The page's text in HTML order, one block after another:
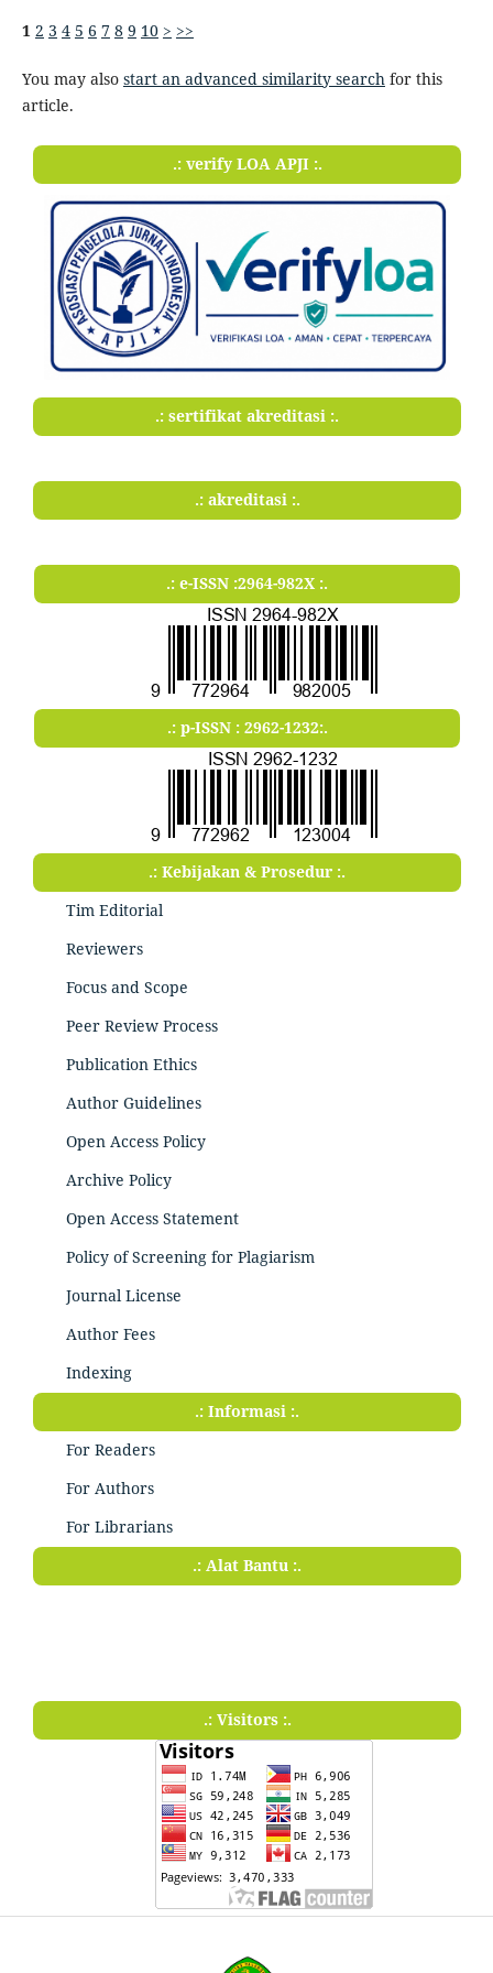
1 2 3 4 5 6 7 8 9 10 > >>
You may also start an advanced similarity searchfor this
article.
.: verify LOA APJI :.
.: sertifikat akreditasi :.
.: akreditasi :.
.: e-ISSN :2964-982X :.
.: p-ISSN : 2962-1232:.
.: Kebijakan & Prosedur :.
Tim Editorial
Reviewers
Focus and Scope
Peer Review Process
Publication Ethics
Author Guidelines
Open Access Policy
Archive Policy
Open Access Statement
Policy of Screening for Plagiarism
Journal License
Author Fees
Indexing
.: Informasi :.
For Readers
For Authors
For Librarians
.: Alat Bantu :.
.: Visitors :.